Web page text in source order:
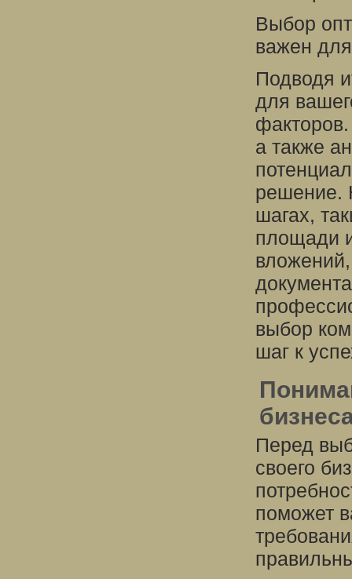
Выбор
важен
Подводя
для
а также
решение.
шагах,
площади
выбор
шаг к
Перед
своего
поможет